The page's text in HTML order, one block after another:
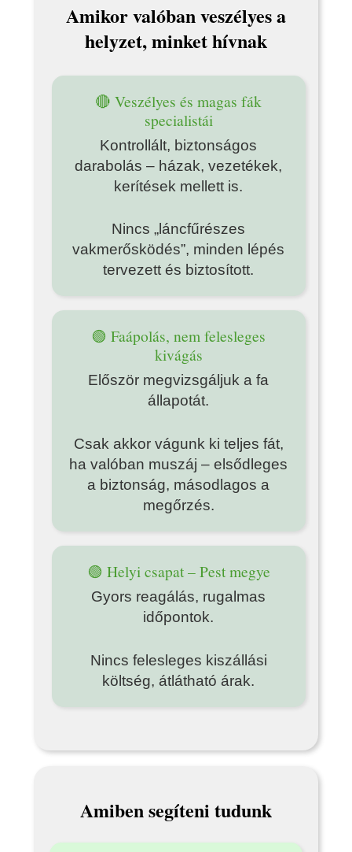
Amikor valóban veszélyes a
helyzet, minket hívnak
🔴 Veszélyes és magas fák
specialistái
Kontrollált, biztonságos
darabolás – házak, vezetékek,
kerítések mellett is.
Nincs „láncfűrészes
vakmerősködés”, minden lépés
tervezett és biztosított.
🟢 Faápolás, nem felesleges
kivágás
Először megvizsgáljuk a fa
állapotát.
Csak akkor vágunk ki teljes fát,
ha valóban muszáj – elsődleges
a biztonság, másodlagos a
megőrzés.
🟢 Helyi csapat – Pest megye
Gyors reagálás, rugalmas
időpontok.
Nincs felesleges kiszállási
költség, átlátható árak.
Amiben segíteni tudunk